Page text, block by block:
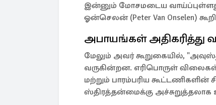
இன்னும் மோசமடைய
ஓன்செலன் (Peter Van Onselen)
அபாயங்கள் அதிகரித்து
மேலும் அவர் கூறுகையில்,
வருகின்றன. எரிபொருள்
மற்றும் பாரம்பரிய கூட்டணிகளின்
ஸ்திரத்தன்மைக்கு